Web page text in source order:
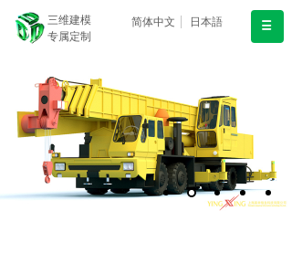
三维建模
专属定制
简体中文 日本語